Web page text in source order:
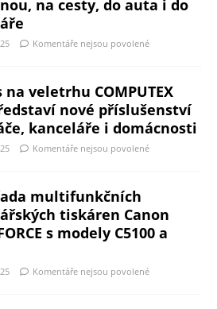
na cesty, do auta i do
Komentáře nejsou povolené
na veletrhu COMPUTEX
nové příslušenství
kanceláře i domácnosti
Komentáře nejsou povolené
multifunkčních
tiskáren Canon
s modely C5100 a
Komentáře nejsou povolené